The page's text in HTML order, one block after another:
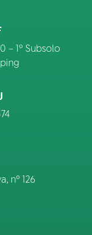
– 1º Subsolo
nº 126